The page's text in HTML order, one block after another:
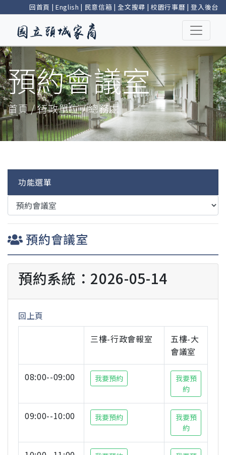
回首頁 | English | 民意信箱 |全文搜尋 | 校園行事曆 |登入後台
預約會議室
首頁 / 行政單位 / 總務處
功能選單
預約會議室
預約系統：2026-05-14
回上頁
三樓-行政會報室
五樓-大
會議室
08:00--09:00 我要預約
我要預
約
09:00--10:00 我要預約
我要預
約